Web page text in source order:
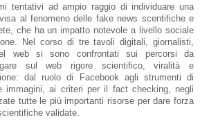
tentativi ad ampio raggio di individuare una
al fenomeno delle fake news scentifiche e
che ha un impatto notevole a livello sociale
Nel corso di tre tavoli digitali, giornalisti,
web si sono confrontati sui percorsi da
sul web rigore scientifico, viralità e
dal ruolo di Facebook agli strumenti di
immagini, ai criteri per il fact checking, negli
tutte le più importanti risorse per dare forza
validate.